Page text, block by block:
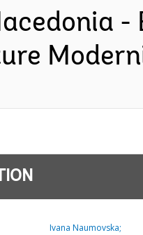
-
Ivana Naumovska;